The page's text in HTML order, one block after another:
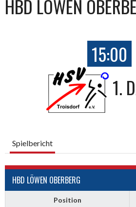
HBD LÖWEN
15:00
1.
Spielbericht
HBD LÖWEN OBERBERG
Position